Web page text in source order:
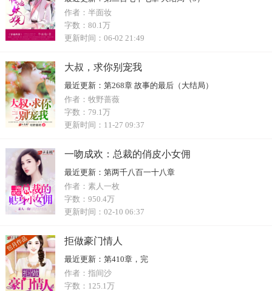
作者： 半面妆
字数： 80.1万
更新时间： 06-02 21:49
大叔，求你别宠我
最近更新： 第268章 故事的最后（大结局）
作者： 牧野蔷薇
字数： 79.1万
更新时间： 11-27 09:37
一吻成欢：总裁的俏皮小女佣
最近更新： 第两千八百一十八章
作者： 素人一枚
字数： 950.4万
更新时间： 02-10 06:37
拒做豪门情人
最近更新： 第410章，完
作者： 指间沙
字数： 125.1万